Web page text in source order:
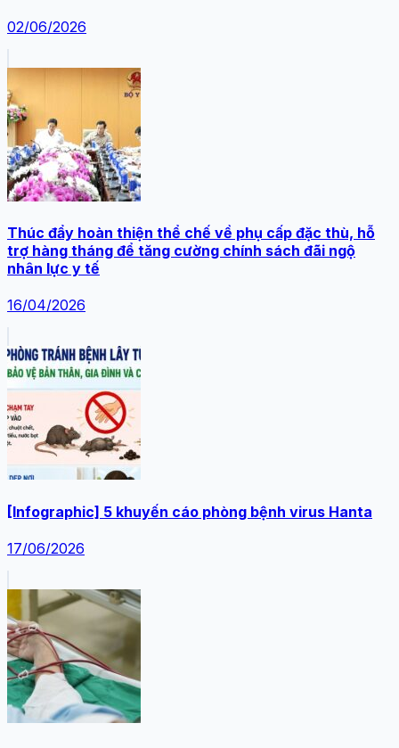
02/06/2026
Thúc đẩy hoàn thiện thể chế về phụ cấp đặc thù, hỗ
trợ hàng tháng để tăng cường chính sách đãi ngộ
nhân lực y tế
16/04/2026
[Infographic] 5 khuyến cáo phòng bệnh virus Hanta
17/06/2026